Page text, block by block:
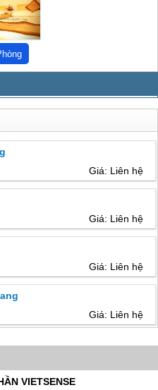
Giá: Liên hệ
Giá: Liên hệ
Giá: Liên hệ
Giá: Liên hệ
VIETSENSE